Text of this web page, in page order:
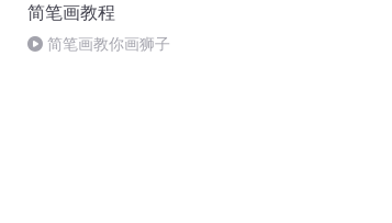
简笔画教程
简笔画教你画狮子